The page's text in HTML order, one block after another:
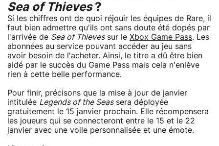
Sea of Thieves?
Si les chiffres ont de quoi réjouir les équipes de Rare, il
faut bien admettre qu'ils ont sans doute été dopés par
l'arrivée de Sea of Thievessur le Xbox Game Pass. Les
abonnées au service pouvant accéder au jeu sans
avoir besoin de l'acheter. Ainsi, le titre a dû être bien
aidé par le succès du Game Pass mais cela n'enlève
rien à cette belle performance.
Pour finir, précisons que la mise à jour de janvier
intitulée Legends of the Seassera déployée
gratuitement le 15 janvier prochain. Elle récompensera
les joueurs qui se connecteront entre le 15 et le 22
janvier avec une voile personnalisée et une émote.